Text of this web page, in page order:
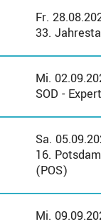
Fr.
33.
Mi.
SOD -
Sa.
16.
(POS)
Mi.